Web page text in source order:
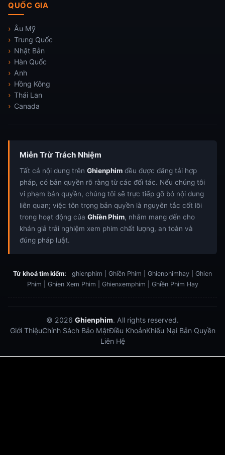
QUỐC GIA
Âu Mỹ
Trung Quốc
Nhật Bản
Hàn Quốc
Anh
Hồng Kông
Thái Lan
Canada
Miễn Trừ Trách Nhiệm
Tất cả nội dung trên Ghienphim đều được đăng tải hợp
pháp, có bản quyền rõ ràng từ các đối tác. Nếu chúng tôi
vi phạm bản quyền, chúng tôi sẽ trực tiếp gỡ bỏ nội dung
liên quan; việc tôn trọng bản quyền là nguyên tắc cốt lõi
trong hoạt động của Ghiền Phim, nhằm mang đến cho
khán giả trải nghiệm xem phim chất lượng, an toàn và
đúng pháp luật.
Từ khoá tìm kiếm:
ghienphim | Ghiền Phim | Ghienphimhay | Ghien
Phim | Ghien Xem Phim | Ghienxemphim | Ghiền Phim Hay
© 2026 Ghienphim. All rights reserved.
Giới ThiệuChính Sách Bảo MậtĐiều KhoảnKhiếu Nại Bản Quyền
Liên Hệ